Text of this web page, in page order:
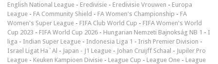
English National League - Eredivisie - Eredivisie Vrouwen - Europa
League - FA Community Shield - FA Women's Championship - FA
Women's Super League - FIFA Club World Cup - FIFA Women's World
Cup 2023 - FIFA World Cup 2026 - Hungarian Nemzeti Bajnokság NB 1 - I
liga - Indian Super League - Indonesia Liga 1 - Irish Premier Division -
Israel Ligat Ha`Al - Japan - J1 League - Johan Cruijff Schaal - Jupiler Pro
League - Keuken Kampioen Divisie - League Cup - League One - League